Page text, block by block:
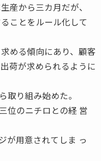
産から三カ月だが、
ことをルール化して
める傾向にあり、顧客
荷が求められるように
取り組み始めた。
位のニチロとの経 営
が用意されてしま っ